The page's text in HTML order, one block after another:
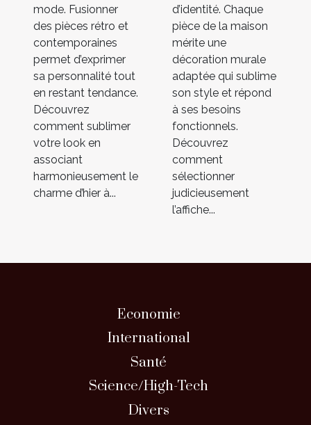
mode. Fusionner
des pièces rétro et
contemporaines
permet d’exprimer
sa personnalité tout
en restant tendance.
Découvrez
comment sublimer
votre look en
associant
harmonieusement le
charme d’hier à...
d’identité. Chaque
pièce de la maison
mérite une
décoration murale
adaptée qui sublime
son style et répond
à ses besoins
fonctionnels.
Découvrez
comment
sélectionner
judicieusement
l’affiche...
Economie
International
Santé
Science/High-Tech
Divers